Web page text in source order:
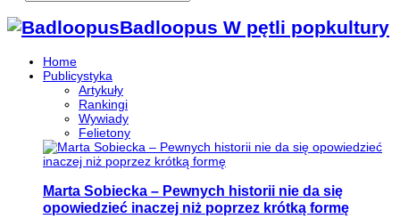
Badloopus W pętli popkultury
Home
Publicystyka
Artykuły
Rankingi
Wywiady
Felietony
Marta Sobiecka – Pewnych historii nie da się
opowiedzieć inaczej niż poprzez krótką formę